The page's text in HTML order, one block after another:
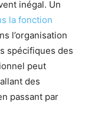
inégal. Un
la fonction
l’organisation
spécifiques des
peut
des
passant par